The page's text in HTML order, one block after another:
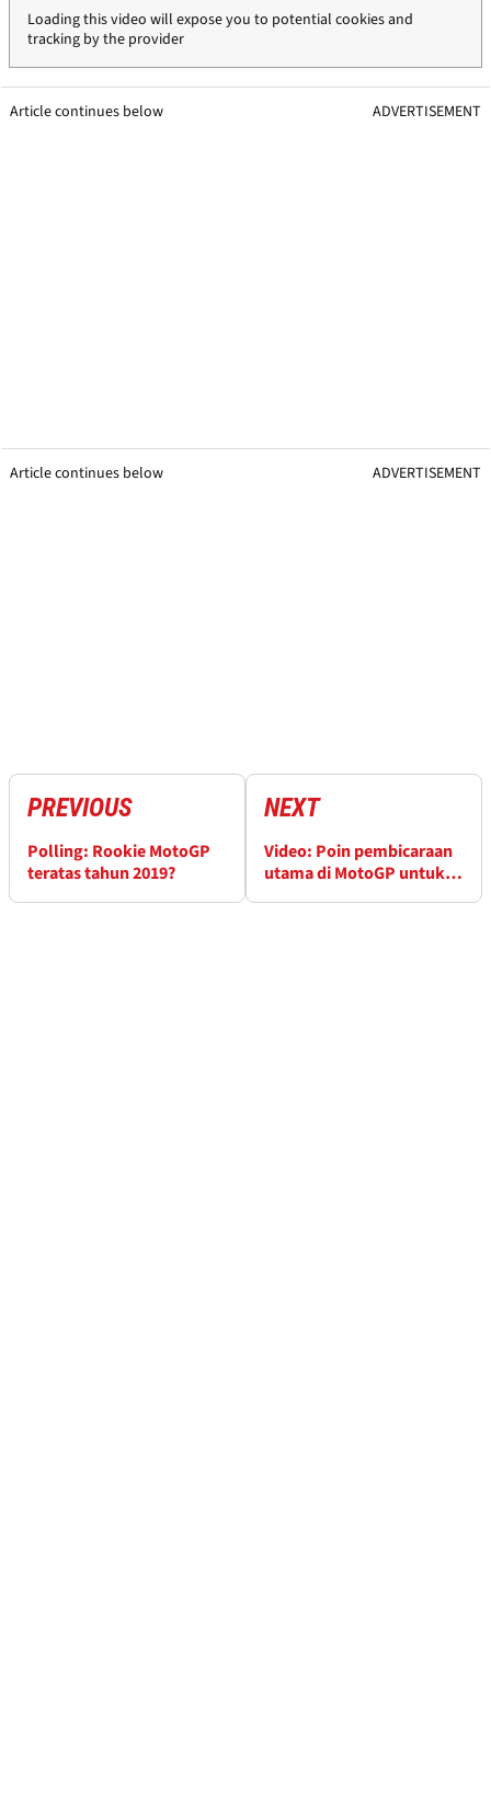
Loading this video will expose you to potential cookies and
tracking by the provider
Article continues below ADVERTISEMENT
Article continues below ADVERTISEMENT
PREVIOUS
Polling: Rookie MotoGP
teratas tahun 2019?
NEXT
Video: Poin pembicaraan
utama di MotoGP untuk